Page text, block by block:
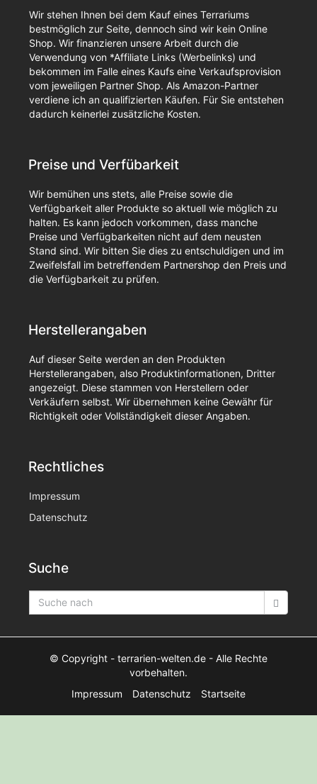
Wir stehen Ihnen bei dem Kauf eines Terrariums
bestmöglich zur Seite, dennoch sind wir kein Online
Shop. Wir finanzieren unsere Arbeit durch die
Verwendung von *Affiliate Links (Werbelinks) und
bekommen im Falle eines Kaufs eine Verkaufsprovision
vom jeweiligen Partner Shop. Als Amazon-Partner
verdiene ich an qualifizierten Käufen. Für Sie entstehen
dadurch keinerlei zusätzliche Kosten.
Preise und Verfübarkeit
Wir bemühen uns stets, alle Preise sowie die
Verfügbarkeit aller Produkte so aktuell wie möglich zu
halten. Es kann jedoch vorkommen, dass manche
Preise und Verfügbarkeiten nicht auf dem neusten
Stand sind. Wir bitten Sie dies zu entschuldigen und im
Zweifelsfall im betreffendem Partnershop den Preis und
die Verfügbarkeit zu prüfen.
Herstellerangaben
Auf dieser Seite werden an den Produkten
Herstellerangaben, also Produktinformationen, Dritter
angezeigt. Diese stammen von Herstellern oder
Verkäufern selbst. Wir übernehmen keine Gewähr für
Richtigkeit oder Vollständigkeit dieser Angaben.
Rechtliches
Impressum
Datenschutz
Suche
© Copyright - terrarien-welten.de - Alle Rechte
vorbehalten.
Impressum
Datenschutz Startseite